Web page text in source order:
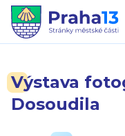
Výstava
Dosoudila